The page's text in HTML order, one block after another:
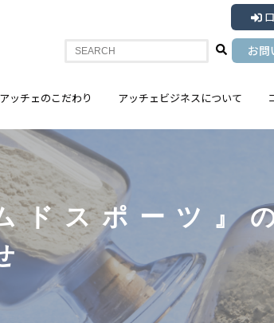
お問
アッチェのこだわり アッチェビジネスについて
ドスポーツ』